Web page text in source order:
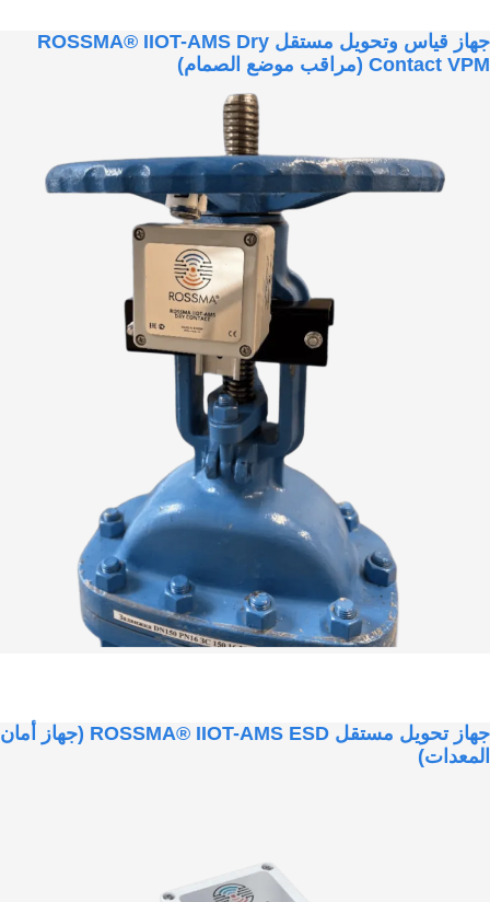
جهاز قياس وتحويل مستقل ROSSMA® IIOT-AMS Dry
Contact VPM (مراقب موضع الصمام)
جهاز تحويل مستقل ROSSMA® IIOT-AMS ESD (جهاز أمان
المعدات)